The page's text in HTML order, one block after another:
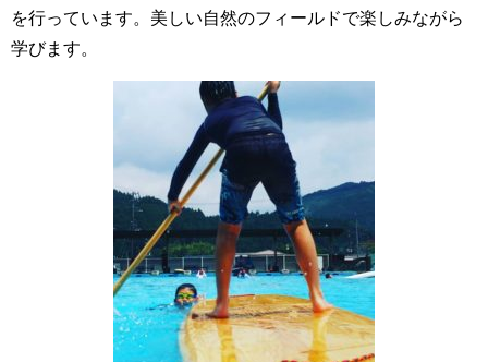
を行っています。美しい自然のフィールドで楽しみながら
学びます。